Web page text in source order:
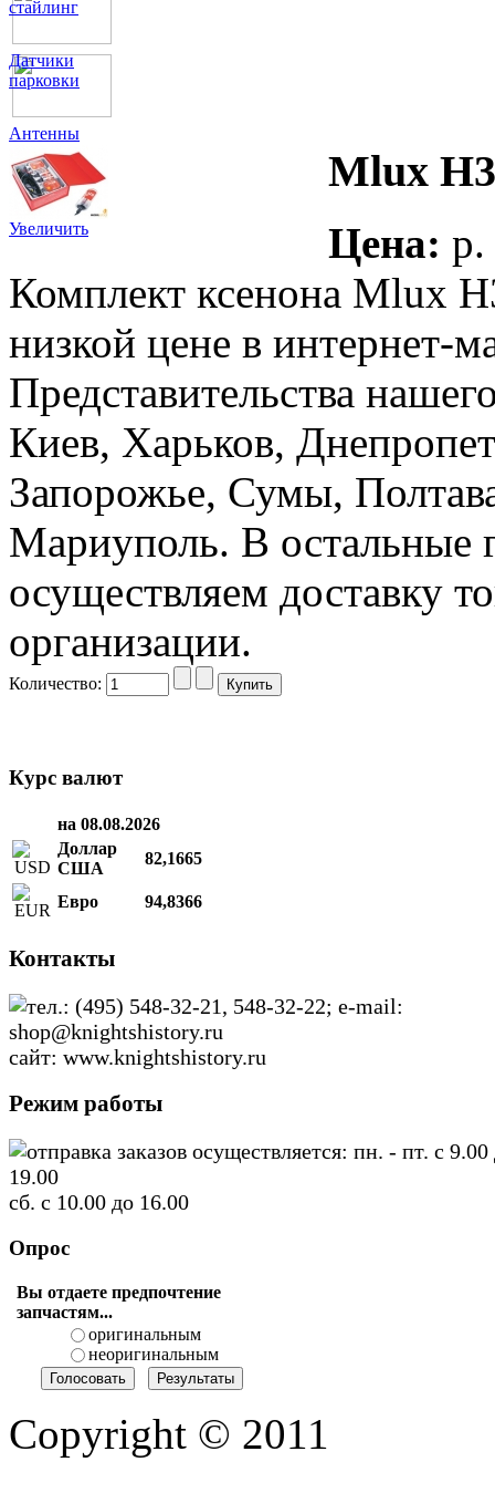
стайлинг
Датчики
парковки
Антенны
Увеличить
Mlux
Цена:p.
Комплект ксенона Mlux
низкой цене в
Представительства
Киев, Харьков,
Запорожье, Сумы,
Мариуполь. В остальные
осуществляем доставку
организации.
Количество:
Курс валют
на 08.08.2026
Доллар
США
82,1665
Евро 94,8366
Контакты
тел.: (495) 548-32-21, 548-32-22; e-mail:
shop@knightshistory.ru
сайт: www.knightshistory.ru
Режим работы
отправка заказов осуществляется: пн. - пт. с 9.00
19.00
сб. с 10.00 до 16.00
Опрос
Вы отдаете предпочтение
запчастям...
оригинальным
неоригинальным
Copyright © 2011